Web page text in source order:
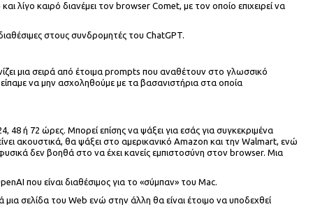
καιρό διανέμει τον browser Comet, με τον οποίο επιχειρεί να
στους συνδρομητές του ChatGPT.
μια σειρά από έτοιμα prompts που αναθέτουν στο γλωσσικό
να μην ασχοληθούμε με τα βασανιστήρια στα οποία
48 ή 72 ώρες. Μπορεί επίσης να ψάξει για εσάς για συγκεκριμένα
ακουστικά, θα ψάξει στο αμερικανικό Amazon και την Walmart, ενώ
δεν βοηθά στο να έχει κανείς εμπιστοσύνη στον browser. Μια
που είναι διαθέσιμος για το «σύμπαν» του Mac.
σελίδα του Web ενώ στην άλλη θα είναι έτοιμο να υποδεχθεί